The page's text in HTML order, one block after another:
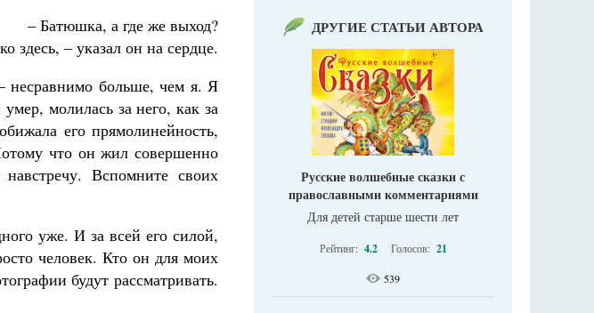
‒ Батюшка, а где же выход?
здесь, ‒ указал он на сердце.
несравнимо больше, чем я. Я
молилась за него, как за
его прямолинейность,
что он жил совершенно
Вспомните своих
уже. И за всей его силой,
человек. Кто он для моих
будут рассматривать.
ДРУГИЕ СТАТЬИ АВТОРА
Русские волшебные сказки с
православными комментариями
Для детей старше шести лет
Рейтинг: 4.2 Голосов: 21
539